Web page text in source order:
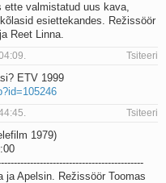
ette valmistatud uus kava,
esiettekandes. Režissöör
Reet Linna.
Tsiteeri
ETV 1999
Tsiteeri
1979)
ja Apelsin. Režissöör Toomas